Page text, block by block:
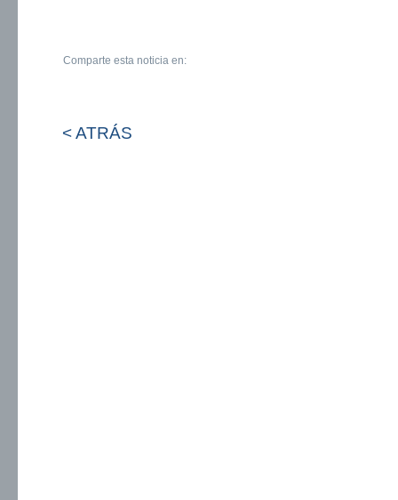
Comparte esta noticia en:
< ATRÁS